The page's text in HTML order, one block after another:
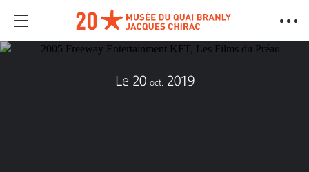
Le 20 oct. 2019